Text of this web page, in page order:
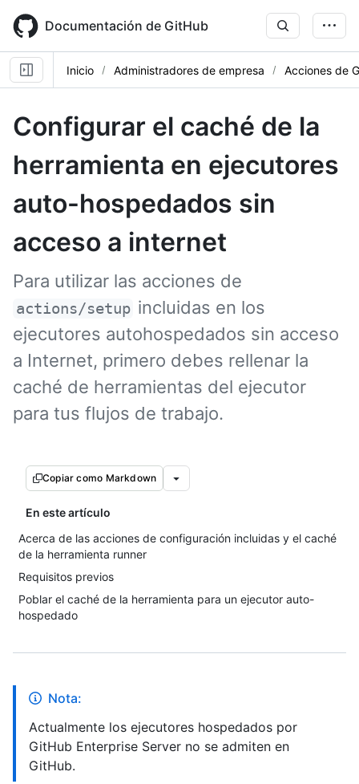
main
content
Documentación de GitHub
Inicio Administradores de empresa Acciones de
Configurar el caché de la
herramienta en ejecutores
auto-hospedados sin
acceso a internet
Para utilizar las acciones de
actions/setup incluidas en los
ejecutores autohospedados sin acceso
a Internet, primero debes rellenar la
caché de herramientas del ejecutor
para tus flujos de trabajo.
Copiar como Markdown
En este artículo
Acerca de las acciones de configuración incluidas y el caché
de la herramienta runner
Requisitos previos
Poblar el caché de la herramienta para un ejecutor auto-
hospedado
Nota:
Actualmente los ejecutores hospedados por
GitHub Enterprise Server no se admiten en
GitHub.